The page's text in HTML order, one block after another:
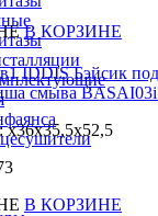
В КОРЗИНЕ
IDDIS Бэйсик
смыва
В КОРЗИНЕ